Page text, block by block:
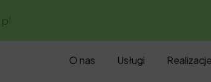
O nas Usługi Realizacje